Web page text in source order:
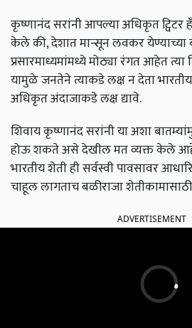
कृष्णानंद सरांनी आपल्या अधिकृत ट्विटर
केले की, देशात मान्सून लवकर येण्याच्या
प्रसारमाध्यमांमध्ये मोठ्या रंगत आहेत
यामुळे जनतेने त्याकडे लक्ष न देता
अधिकृत अंदाजाकडे लक्ष द्यावे.
शिवाय कृष्णानंद सरांनी या अशा
होऊ शकते असे देखील मत व्यक्त केले आहे.
भारतीय शेती ही सर्वस्वी पावसावर
चाहूल लागताच बळीराजा
ADVERTISEMENT